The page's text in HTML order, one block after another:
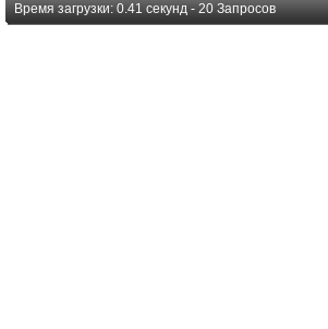
Время загрузки: 0.41 секунд - 20 Запросов